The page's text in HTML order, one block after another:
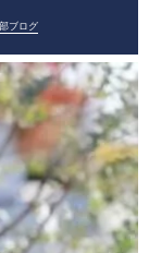
ブログ